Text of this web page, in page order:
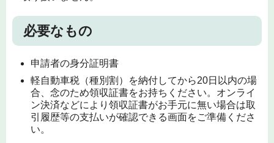
必要なもの
申請者の身分証明書
軽自動車税（種別割）を納付してから20日以内の場
合、念のため領収証書をお持ちください。オンライ
ン決済などにより領収証書がお手元に無い場合は取
引履歴等の支払いが確認できる画面をご準備くださ
い。